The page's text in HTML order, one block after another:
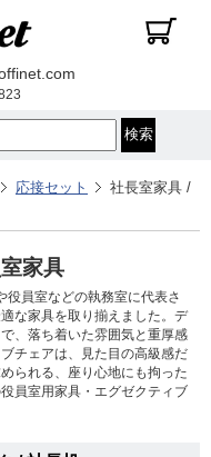
応接セット
社長室家具 /
家具
役員室などの執務室に代表さ
な家具を取り揃えました。デ
、落ち着いた雰囲気と重厚感
チェアは、見た目の高級感だ
られる、座り心地にも拘った
員室用家具・エグゼクティブ